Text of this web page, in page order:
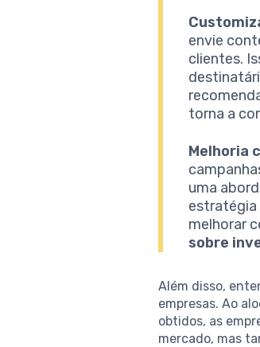
envie
clientes.
torna a
Melhoria
uma
estratégia
melhorar
sobre
Além disso,
empresas. Ao
obtidos, as
mercado, mas